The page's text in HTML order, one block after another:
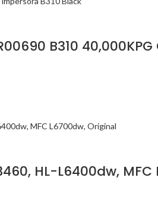
B310
HL-L6400dw,